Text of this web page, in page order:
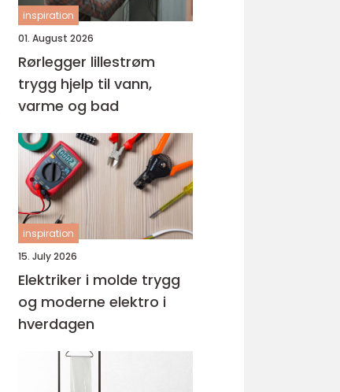
inspiration
01. August 2026
Rørlegger lillestrøm
trygg hjelp til vann,
varme og bad
inspiration
15. July 2026
Elektriker i molde trygg
og moderne elektro i
hverdagen